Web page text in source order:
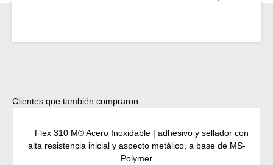
Omitir la galería de productos
Clientes que también compraron